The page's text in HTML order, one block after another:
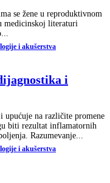
se žene u reproduktivnom
medicinskoj literaturi
i akušerstva
i
upućuje na različite promene
biti rezultat inflamatornih
Razumevanje...
i akušerstva